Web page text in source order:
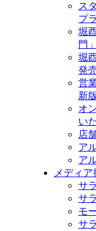
ス
プ
堀
門
堀
発
営
新
オ
い
店
ア
ア
メディア
サ
サ
モ
サ